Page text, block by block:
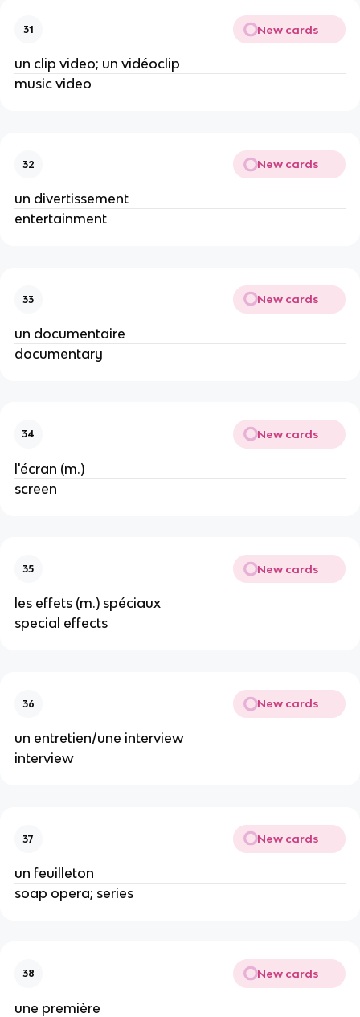
31 New cards
un clip video; un vidéoclip
music video
32 New cards
un divertissement
entertainment
33 New cards
un documentaire
documentary
34 New cards
l'écran (m.)
screen
35 New cards
les effets (m.) spéciaux
special effects
36 New cards
un entretien/une interview
interview
37 New cards
un feuilleton
soap opera; series
38 New cards
une première